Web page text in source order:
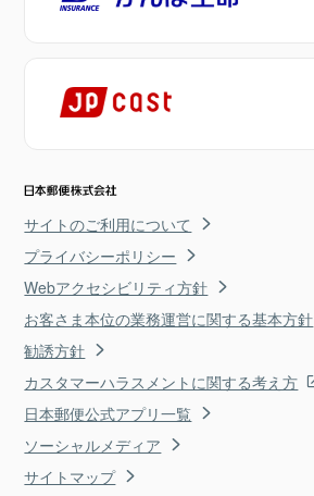
サイトのご利用について
プライバシーポリシー
Webアクセシビリティ方針
お客さま本位の業務運営に関する基本方針
勧誘方針
カスタマーハラスメントに関する考え方
日本郵便公式アプリ一覧
ソーシャルメディア
サイトマップ